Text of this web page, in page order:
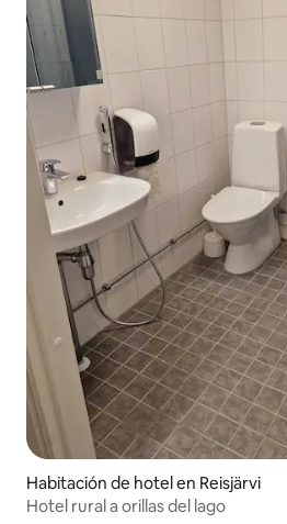
Habitación de hotel en Reisjärvi
Hotel rural a orillas del lago